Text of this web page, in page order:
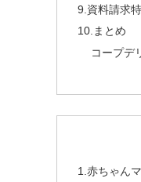
9.資料請求
10.まとめ
コープデ
1.赤ちゃん